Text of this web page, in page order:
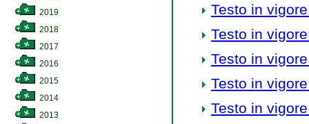
2019
2018
2017
2016
2015
2014
2013
Testo in
Testo in
Testo in
Testo in
Testo in